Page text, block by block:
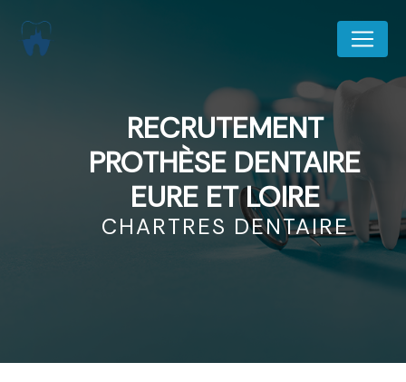
RECRUTEMENT
PROTHÈSE DENTAIRE
EURE ET LOIRE
CHARTRES DENTAIRE